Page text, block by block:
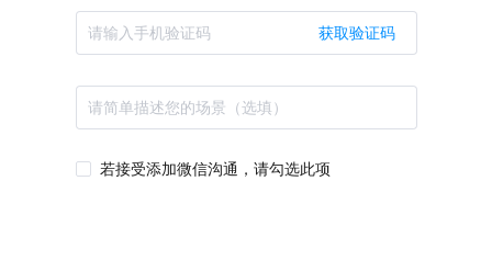
获取验证码
若接受添加微信沟通，请勾选此项